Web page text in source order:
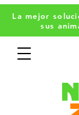
La mejor
sus